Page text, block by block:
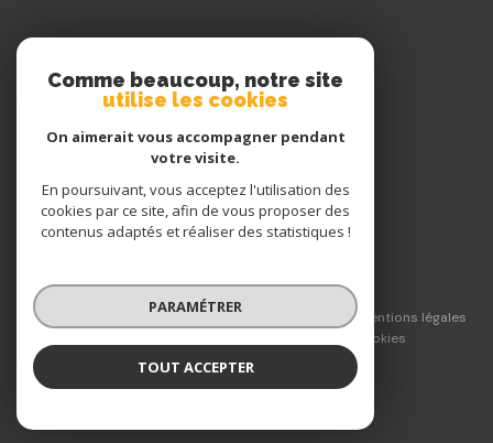
Nous suivre
© 2026 | Tous droits réservés
Nos honoraires
Nos partenaires
Mentions légales
Cookies
Réalisé par :
Comme beaucoup, notre site
utilise les cookies
On aimerait vous accompagner pendant
votre visite.
En poursuivant, vous acceptez l'utilisation des
cookies par ce site, afin de vous proposer des
contenus adaptés et réaliser des statistiques !
PARAMÉTRER
TOUT ACCEPTER